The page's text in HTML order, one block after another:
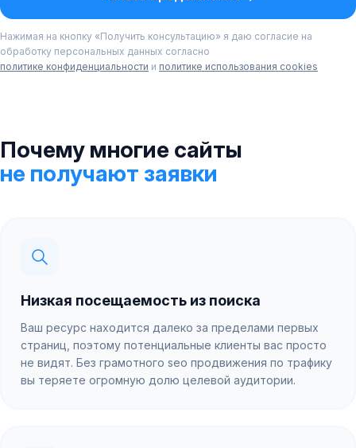
Нажимая на кнопку «Получить консультацию» я даю согласие на
обработку персональных данных согласно
политике конфиденциальности и политике использования cookies
Почему многие сайты
не получают заявки
Низкая посещаемость из поиска
Ваш ресурс находится далеко за пределами первых
страниц, поэтому потенциальные клиенты вас просто
не видят. Без грамотного seo продвижения по трафику
вы теряете огромную долю целевой аудитории.